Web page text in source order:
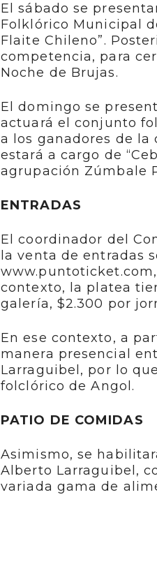
El sábado se
Folklórico Municipal
Flaite Chileno”.
competencia, para
Noche de Brujas.
El domingo se
actuará el conjunto
a los ganadores de
estará a cargo de
agrupación Zúmbale
ENTRADAS
El coordinador del
la venta de entradas
www.puntoticket.com,
contexto, la platea
galería, $2.300 por
En ese contexto, a
manera presencial
Larraguibel, por lo
folclórico de Angol.
PATIO DE COMIDAS
Asimismo, se
Alberto Larraguibel,
variada gama de